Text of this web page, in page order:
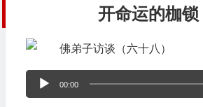
开命运的枷锁
频
00:00